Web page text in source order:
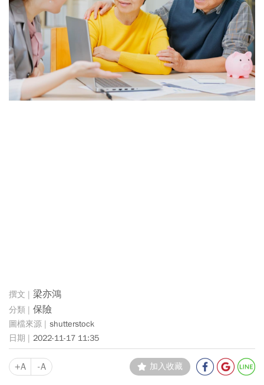
梁亦鴻
保險
shutterstock
2022-11-17 11:35
+A -A 加入收藏